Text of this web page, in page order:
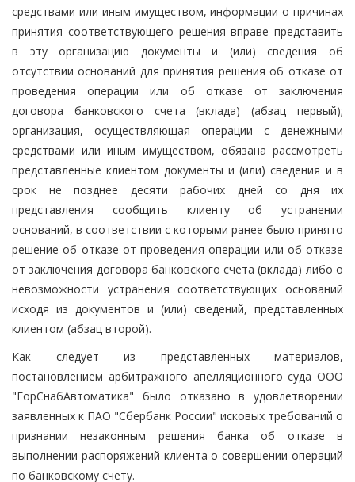
средствами или иным имуществом, информации о причинах
принятия соответствующего решения вправе представить
в эту организацию документы и (или) сведения об
отсутствии оснований для принятия решения об отказе от
проведения операции или об отказе от заключения
договора банковского счета (вклада) (абзац первый);
организация, осуществляющая операции с денежными
средствами или иным имуществом, обязана рассмотреть
представленные клиентом документы и (или) сведения и в
срок не позднее десяти рабочих дней со дня их
представления сообщить клиенту об устранении
оснований, в соответствии с которыми ранее было принято
решение об отказе от проведения операции или об отказе
от заключения договора банковского счета (вклада) либо о
невозможности устранения соответствующих оснований
исходя из документов и (или) сведений, представленных
клиентом (абзац второй).
Как следует из представленных материалов,
постановлением арбитражного апелляционного суда ООО
"ГорСнабАвтоматика" было отказано в удовлетворении
заявленных к ПАО "Сбербанк России" исковых требований о
признании незаконным решения банка об отказе в
выполнении распоряжений клиента о совершении операций
по банковскому счету.